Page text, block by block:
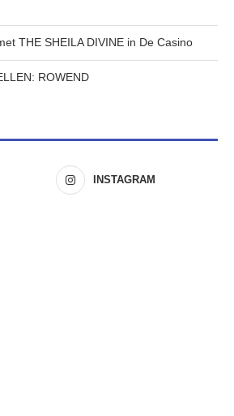
THE SHEILA DIVINE in De Casino
ROWEND
INSTAGRAM